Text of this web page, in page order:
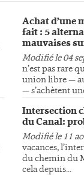
Achat d’une
fait : 5
mauvaises
Modifié le 04
n’est pas rare
union libre —
— s’achètent
Intersection
du Canal:
Modifié le 11
vacances,
du chemin du
cela depuis...